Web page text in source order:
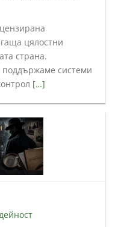
цялостни
страна.
системи
[…]